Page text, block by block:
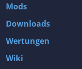
Mods
Downloads
Wertungen
Wiki